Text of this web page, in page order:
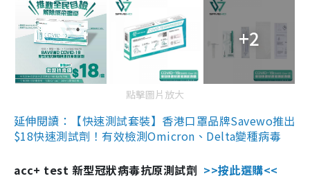
+2
點擊圖片放大
延伸閱讀：【快速測試套裝】香港口罩品牌Savewo推出
$18快速測試劑！有效檢測Omicron、Delta變種病毒
acc+ test 新型冠狀病毒抗原測試劑 >>按此選購<<